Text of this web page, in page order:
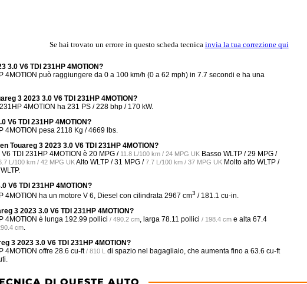
Se hai trovato un errore in questo scheda tecnica invia la tua correzione qui
3.0 V6 TDI 231HP 4MOTION?
4MOTION può raggiungere da 0 a 100 km/h (0 a 62 mph) in 7.7 secondi e ha una
3 2023 3.0 V6 TDI 231HP 4MOTION?
4MOTION ha 231 PS / 228 bhp / 170 kW.
V6 TDI 231HP 4MOTION?
4MOTION pesa 2118 Kg / 4669 lbs.
Touareg 3 2023 3.0 V6 TDI 231HP 4MOTION?
TDI 231HP 4MOTION è 20 MPG / 11.8 L/100 km / 24 MPG UK Basso WLTP /29 MPG /
L/100 km / 42 MPG UKAlto WLTP /31 MPG /7.7 L/100 km / 37 MPG UK Molto alto WLTP /
V6 TDI 231HP 4MOTION?
4MOTION ha un motore V 6, Diesel con cilindrata 2967 cm3 / 181.1 cu-in.
3 2023 3.0 V6 TDI 231HP 4MOTION?
4MOTION è lunga 192.99 pollici / 490.2 cm, larga 78.11 pollici / 198.4 cm e alta 67.4
cm.
3 2023 3.0 V6 TDI 231HP 4MOTION?
4MOTION offre 28.6 cu-ft / 810 L di spazio nel bagagliaio, che aumenta fino a 63.6 cu-ft